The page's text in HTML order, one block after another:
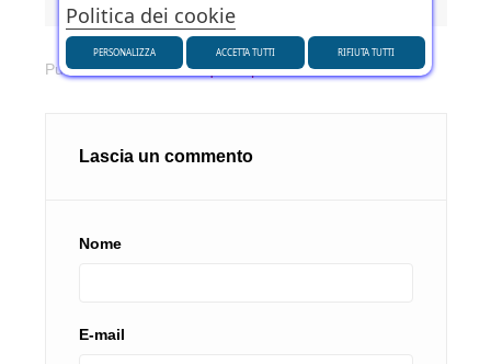
Pubblicato in:Guide acquisto pneumatici
Lascia un commento
Nome
E-mail
Politica dei cookie
PERSONALIZZA RIFIUTA TUTTI
ACCETTA TUTTI